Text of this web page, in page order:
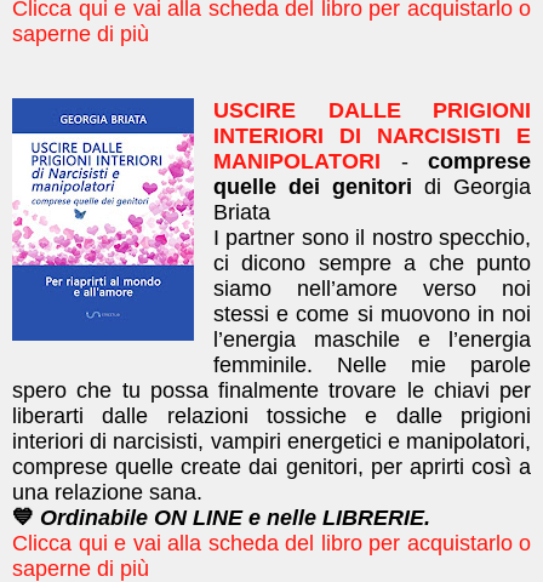
Clicca qui e vai alla scheda del libro per acquistarlo o
saperne di più
USCIRE DALLE PRIGIONI
INTERIORI DI NARCISISTI E
MANIPOLATORI
- comprese
quelle dei genitori di Georgia
Briata
I partner sono il nostro specchio,
ci dicono sempre a che punto
siamo nell’amore verso noi
stessi e come si muovono in noi
l’energia maschile e l’energia
femminile. Nelle mie parole
spero che tu possa finalmente trovare le chiavi per
liberarti dalle relazioni tossiche e dalle prigioni
interiori di narcisisti, vampiri energetici e manipolatori,
comprese quelle create dai genitori, per aprirti così a
una relazione sana.
💙 Ordinabile ON LINE e nelle LIBRERIE.
Clicca qui e vai alla scheda del libro per acquistarlo o
saperne di più